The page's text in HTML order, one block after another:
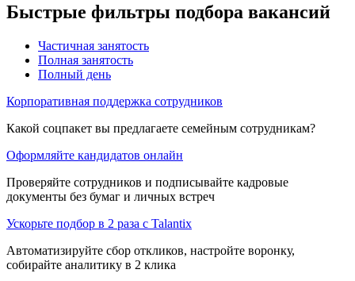
Быстрые фильтры подбора вакансий
Частичная занятость
Полная занятость
Полный день
Корпоративная поддержка сотрудников
Какой соцпакет вы предлагаете семейным сотрудникам?
Оформляйте кандидатов онлайн
Проверяйте сотрудников и подписывайте кадровые
документы без бумаг и личных встреч
Ускорьте подбор в 2 раза с Talantix
Автоматизируйте сбор откликов, настройте воронку,
собирайте аналитику в 2 клика